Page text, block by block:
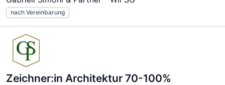
nach Vereinbarung
Zeichner:in Architektur 70-100%